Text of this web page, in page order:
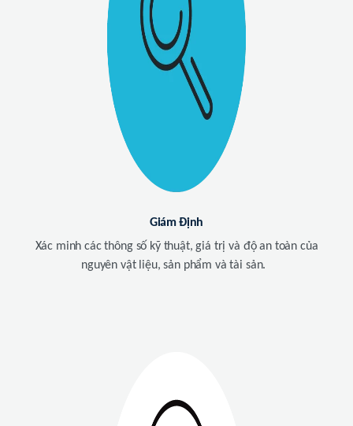
Giám Định
Xác minh các thông số kỹ thuật, giá trị và độ an toàn của
nguyên vật liệu, sản phẩm và tài sản.